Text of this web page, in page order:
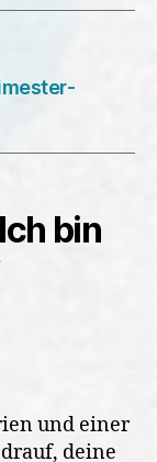
bin
und einer
deine